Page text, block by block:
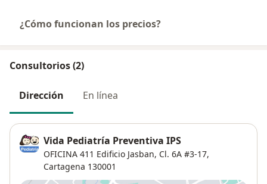
¿Cómo funcionan los precios?
Consultorios (2)
Dirección En línea
Vida Pediatría Preventiva IPS
OFICINA 411 Edificio Jasban, Cl. 6A #3-17,
Cartagena 130001